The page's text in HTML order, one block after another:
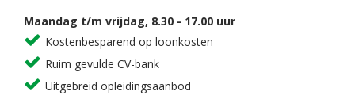
Maandag t/m vrijdag, 8.30 - 17.00 uur
Kostenbesparend op loonkosten
Ruim gevulde CV-bank
Uitgebreid opleidingsaanbod